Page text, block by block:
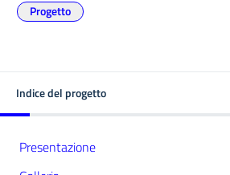
Progetto
Indice del progetto
Presentazione